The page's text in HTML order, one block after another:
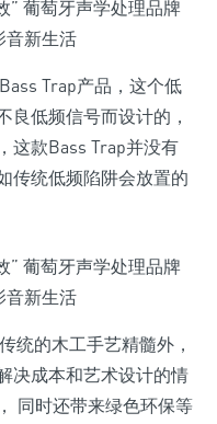
Trap产品，这个低
良低频信号而设计的，
这款Bass Trap并没有
传统低频陷阱会放置的
统的木工手艺精髓外，
决成本和艺术设计的情
同时还带来绿色环保等